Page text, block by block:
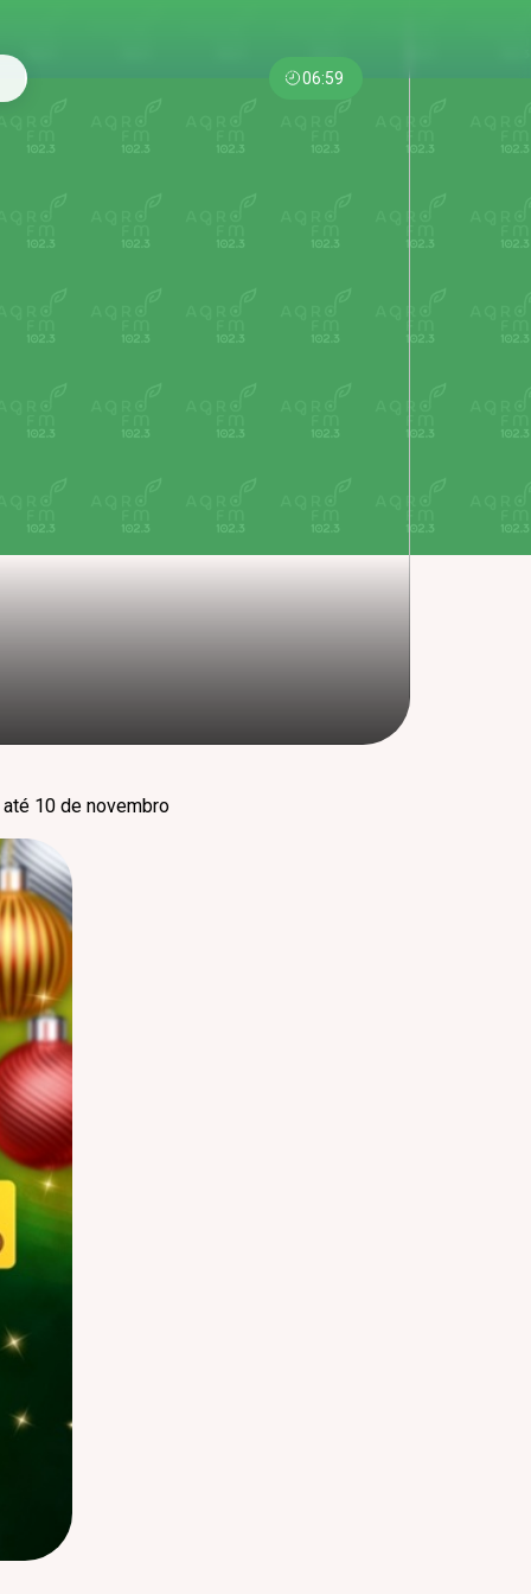
06:59
10 de novembro